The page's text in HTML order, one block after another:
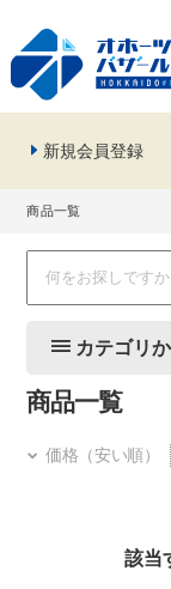
新規会員登録
商品一覧
カテゴリ
商品一覧
価格（安い順）
該当